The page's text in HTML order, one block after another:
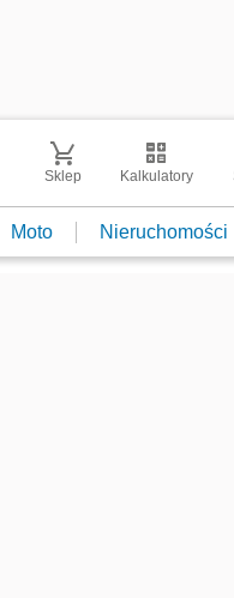
Sklep Kalkulatory
Moto Nieruchomości